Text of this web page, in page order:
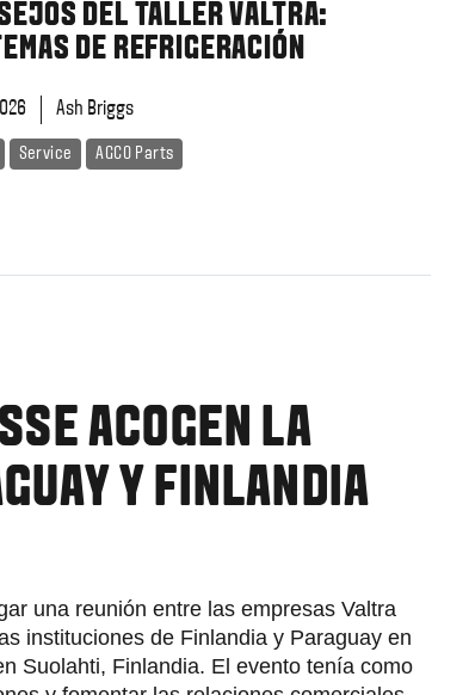
DEL TALLER VALTRA:
DE REFRIGERACIÓN
Ash Briggs
Service AGCO Parts
ACOGEN LA
Y FINLANDIA
una reunión entre las empresas Valtra
instituciones de Finlandia y Paraguay en
Suolahti, Finlandia. El evento tenía como